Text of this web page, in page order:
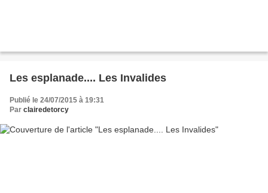
Les esplanade.... Les Invalides
Publié le 24/07/2015 à 19:31
Par clairedetorcy